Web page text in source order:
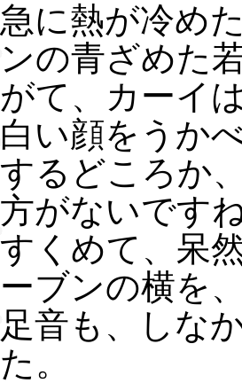
急に熱が冷め
ンの青ざめた
がて、カーイ
白い顔をうか
するどころか
方がないです
すくめて、呆
ーブンの横を
足音も、しな
た。